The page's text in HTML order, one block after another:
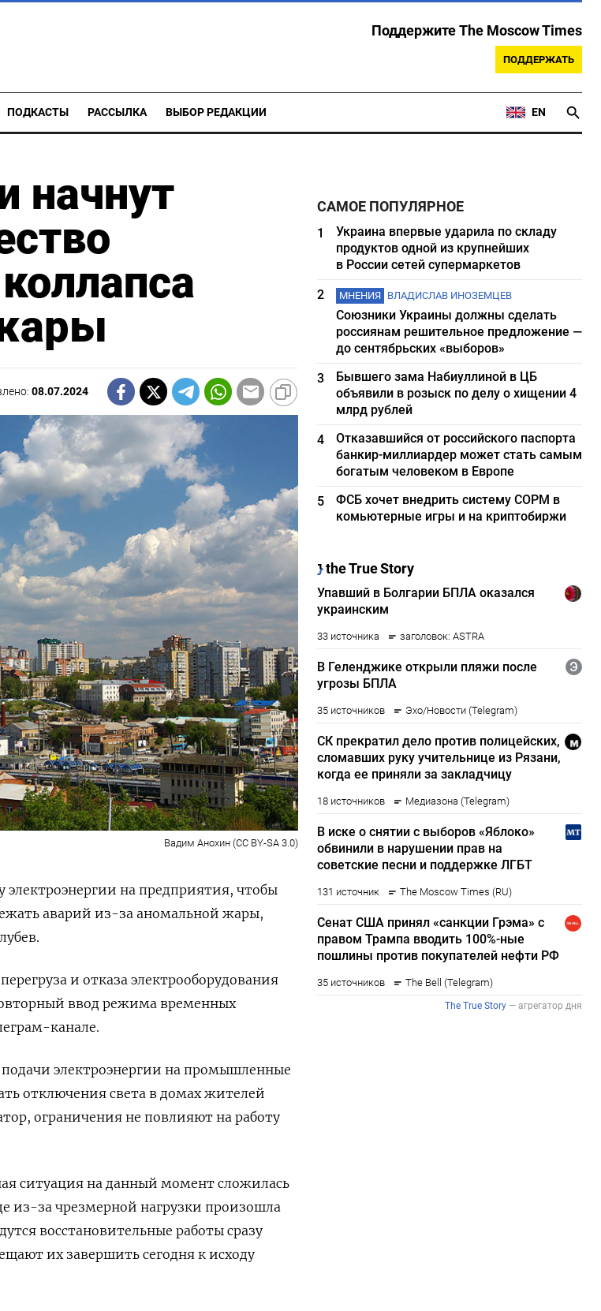
Поддержите The Moscow Times
ПОДДЕРЖАТЬ
ПОДКАСТЫ РАССЫЛКА ВЫБОР РЕДАКЦИИ EN
начнут
08.07.2024
Вадим Анохин (CC BY-SA 3.0)
электроэнергии на предприятия, чтобы
аварий из-за аномальной жары,
и отказа электрооборудования
ввод режима временных
канале.
электроэнергии на промышленные
отключения света в домах жителей
ограничения не повлияют на работу
ситуация на данный момент сложилась
из-за чрезмерной нагрузки произошла
восстановительные работы сразу
их завершить сегодня к исходу
САМОЕ ПОПУЛЯРНОЕ
1
Украина впервые ударила по складу
продуктов одной из крупнейших
в России сетей супермаркетов
2
МНЕНИЯ ВЛАДИСЛАВ ИНОЗЕМЦЕВ
Союзники Украины должны сделать
россиянам решительное предложение —
до сентябрьских «выборов»
3
Бывшего зама Набиуллиной в ЦБ
объявили в розыск по делу о хищении 4
млрд рублей
4
Отказавшийся от российского паспорта
банкир-миллиардер может стать самым
богатым человеком в Европе
5
ФСБ хочет внедрить систему СОРМ в
комьютерные игры и на криптобиржи